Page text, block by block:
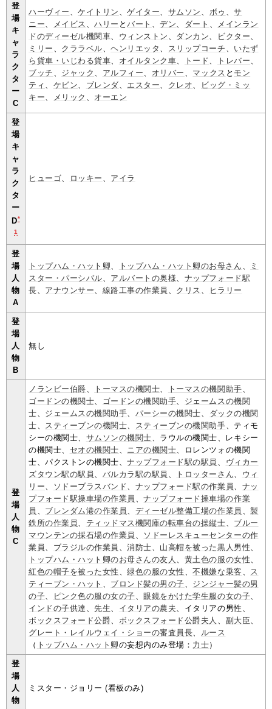
登
場
キ
ャ
ラ
ク
タ
ー
C
ハーヴィー 、ケイトリン 、ゲイター サムソン ボゥ 、サ
ニー
メイビス 、ハリー とバート 、デン ダート
メインラン
ドのディーゼル機関車
ウィンストン ダンカン ビクター
ミリー
クララベル 、ヘンリエッタ スリップコーチ
いたず
ら貨車・いじわる貨車
オイルタンク車 トード トレバー
ブッチ
ジャック アルフィー オリバー マックス と モン
ティ
ケビン ブレンダ エスター クレオ
ビッグ・ミッ
キー
メリック オーエン
登
場
キ
ャ
ラ
ク
タ
ー
D*
1
ヒューゴ ロッキー アイラ
登
場
人
物
A
トップハム・ハット卿 トップハム・ハット卿のお母さん
ミ
スター・パーシバル
アルバートの奥様
ナップフォード駅
長
アナウンサー 線路工事の作業員 クリス ヒラリー
登
場
人
物
B
無し
登
場
人
物
C
ノランビー伯爵 トーマスの機関士 トーマスの機関助手
ゴードンの機関士
ゴードンの機関助手
ジェームスの機関
士
ジェームスの機関助手 パーシーの機関士
ダックの機関
士
スティーブンの機関士 スティーブンの機関助手 、ティモ
シーの機関士、 サムソンの機関士 、ラウルの機関士、レキシー
の機関士、 セオの機関士 ニアの機関士 、ロレンツォの機関
士、パクストンの機関士、ナップフォード駅の駅員
ヴィカー
ズタウン駅の駅員
バルカラ駅の駅員 トロッターさん
ウィ
リー
ソドーブラスバンド ナップフォード駅の作業員
ナッ
プフォード駅操車場の作業員
、ナップフォード操車場の作業
員
ブレンダム港の作業員 ディーゼル整備工場の作業員 、製
鉄所の作業員
ティッドマス機関庫の転車台の操縦士
ブルー
マウンテンの採石場の作業員
ソドーレスキューセンターの作
業員
ブラジルの作業員 、消防士 山高帽を被った黒人男性
トップハム・ハット卿のお母さんの友人
黄土色の服の女性
紅色の帽子を被った女性
、緑色の服の女性 、不機嫌な乗客
ス
ティーブン・ハット
ブロンド髪の男の子
ジンジャー髪の男
の子
ピンク色の服の女の子 、眼鏡をかけた学生服の女の子
インドの子供達
、先生 イタリアの農夫 、イタリアの男性、
ボックスフォード公爵
ボックスフォード公爵夫人 副大臣
グレート・レイルウェイ・ショーの審査員長
ルース
（ トップハム・ハット卿の妄想内のみ登場： 力士）
登
場
人
物
ミスター・ジョリー (看板のみ)